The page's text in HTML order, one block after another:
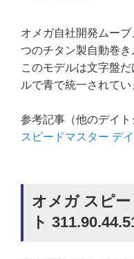
オメガ自社開発ムー
つのチタン製自動巻き
このモデルは文字盤
ルで青で統一されてい
参考記事（他のデイト
スピードマスター デ
オメガ スピ
ト